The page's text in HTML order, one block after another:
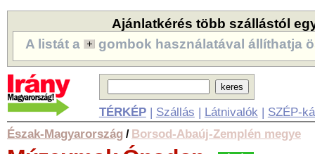
Ajánlatkérés több szállástól
A listát a
gombok használatával állíthatja
TÉRKÉP| Szállás | Látnivalók | SZÉP-
Észak-Magyarország / Borsod-Abaúj-Zemplén megye